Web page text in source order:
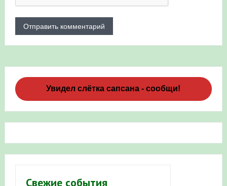
Увидел слётка сапсана - сообщи!
Свежие события